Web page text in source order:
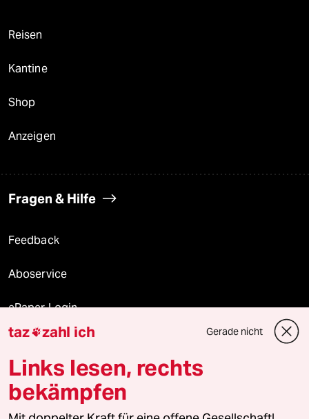
Reisen
Kantine
Shop
Anzeigen
Fragen & Hilfe
Feedback
Aboservice
ePaper Login
Downloads für Abonnierende
© 2026 taz Verlags und Vertriebs GmbH
taz zahl ich Gerade nicht
Links lesen, rechts
bekämpfen